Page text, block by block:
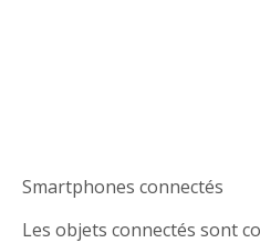
Smartphones connectés
Les objets connectés sont